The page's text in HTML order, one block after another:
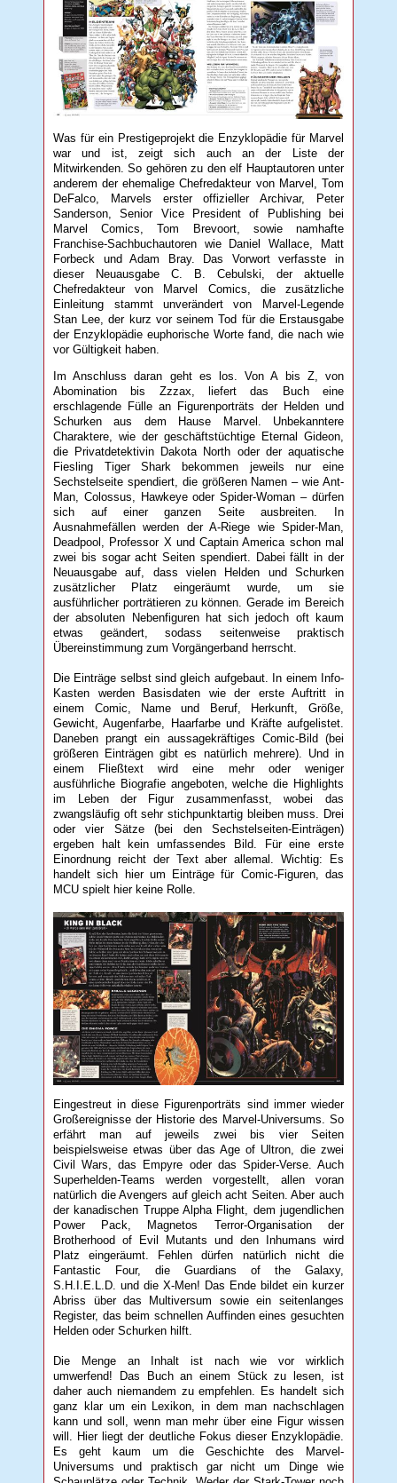
Was für ein Prestigeprojekt die Enzyklopädie für Marvel
war und ist, zeigt sich auch an der Liste der
Mitwirkenden. So gehören zu den elf Hauptautoren unter
anderem der ehemalige Chefredakteur von Marvel, Tom
DeFalco, Marvels erster offizieller Archivar, Peter
Sanderson, Senior Vice President of Publishing bei
Marvel Comics, Tom Brevoort, sowie namhafte
Franchise-Sachbuchautoren wie Daniel Wallace, Matt
Forbeck und Adam Bray. Das Vorwort verfasste in
dieser Neuausgabe C. B. Cebulski, der aktuelle
Chefredakteur von Marvel Comics, die zusätzliche
Einleitung stammt unverändert von Marvel-Legende
Stan Lee, der kurz vor seinem Tod für die Erstausgabe
der Enzyklopädie euphorische Worte fand, die nach wie
vor Gültigkeit haben.
Im Anschluss daran geht es los. Von A bis Z, von
Abomination bis Zzzax, liefert das Buch eine
erschlagende Fülle an Figurenporträts der Helden und
Schurken aus dem Hause Marvel. Unbekanntere
Charaktere, wie der geschäftstüchtige Eternal Gideon,
die Privatdetektivin Dakota North oder der aquatische
Fiesling Tiger Shark bekommen jeweils nur eine
Sechstelseite spendiert, die größeren Namen – wie Ant-
Man, Colossus, Hawkeye oder Spider-Woman – dürfen
sich auf einer ganzen Seite ausbreiten. In
Ausnahmefällen werden der A-Riege wie Spider-Man,
Deadpool, Professor X und Captain America schon mal
zwei bis sogar acht Seiten spendiert. Dabei fällt in der
Neuausgabe auf, dass vielen Helden und Schurken
zusätzlicher Platz eingeräumt wurde, um sie
ausführlicher porträtieren zu können. Gerade im Bereich
der absoluten Nebenfiguren hat sich jedoch oft kaum
etwas geändert, sodass seitenweise praktisch
Übereinstimmung zum Vorgängerband herrscht.
Die Einträge selbst sind gleich aufgebaut. In einem Info-
Kasten werden Basisdaten wie der erste Auftritt in
einem Comic, Name und Beruf, Herkunft, Größe,
Gewicht, Augenfarbe, Haarfarbe und Kräfte aufgelistet.
Daneben prangt ein aussagekräftiges Comic-Bild (bei
größeren Einträgen gibt es natürlich mehrere). Und in
einem Fließtext wird eine mehr oder weniger
ausführliche Biografie angeboten, welche die Highlights
im Leben der Figur zusammenfasst, wobei das
zwangsläufig oft sehr stichpunktartig bleiben muss. Drei
oder vier Sätze (bei den Sechstelseiten-Einträgen)
ergeben halt kein umfassendes Bild. Für eine erste
Einordnung reicht der Text aber allemal. Wichtig: Es
handelt sich hier um Einträge für Comic-Figuren, das
MCU spielt hier keine Rolle.
Eingestreut in diese Figurenporträts sind immer wieder
Großereignisse der Historie des Marvel-Universums. So
erfährt man auf jeweils zwei bis vier Seiten
beispielsweise etwas über das Age of Ultron, die zwei
Civil Wars, das Empyre oder das Spider-Verse. Auch
Superhelden-Teams werden vorgestellt, allen voran
natürlich die Avengers auf gleich acht Seiten. Aber auch
der kanadischen Truppe Alpha Flight, dem jugendlichen
Power Pack, Magnetos Terror-Organisation der
Brotherhood of Evil Mutants und den Inhumans wird
Platz eingeräumt. Fehlen dürfen natürlich nicht die
Fantastic Four, die Guardians of the Galaxy,
S.H.I.E.L.D. und die X-Men! Das Ende bildet ein kurzer
Abriss über das Multiversum sowie ein seitenlanges
Register, das beim schnellen Auffinden eines gesuchten
Helden oder Schurken hilft.
Die Menge an Inhalt ist nach wie vor wirklich
umwerfend! Das Buch an einem Stück zu lesen, ist
daher auch niemandem zu empfehlen. Es handelt sich
ganz klar um ein Lexikon, in dem man nachschlagen
kann und soll, wenn man mehr über eine Figur wissen
will. Hier liegt der deutliche Fokus dieser Enzyklopädie.
Es geht kaum um die Geschichte des Marvel-
Universums und praktisch gar nicht um Dinge wie